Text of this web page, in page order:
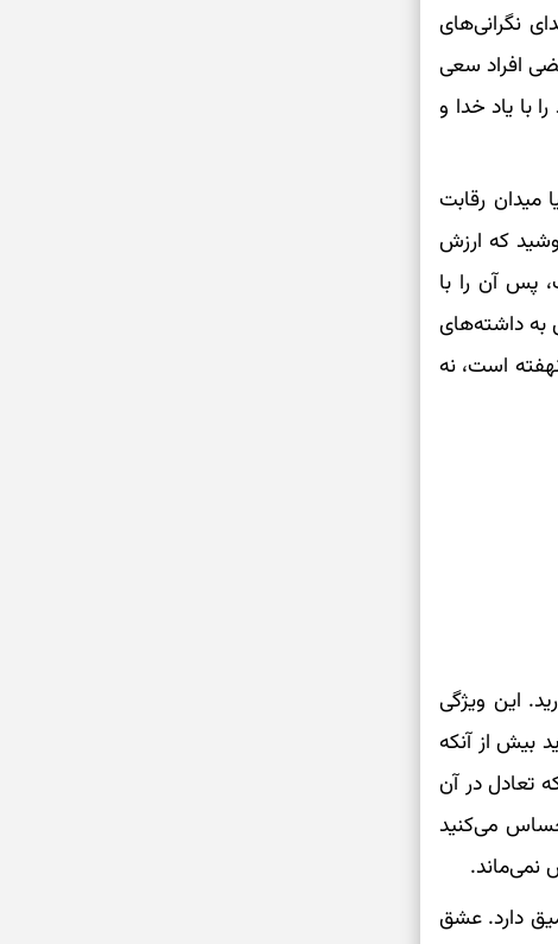
نگرانی‌های
افراد سعی
با یاد خدا و
رقابت
که ارزش
پس آن را با
به داشته‌های
است، نه
این ویژگی
بیش از آنکه
تعادل در آن
می‌کنید
نمی‌ماند.
دارد. عشق